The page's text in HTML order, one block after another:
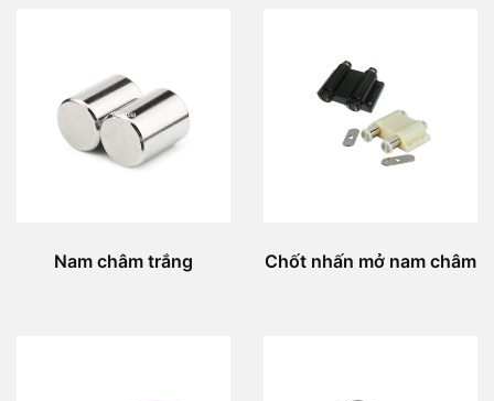
Nam châm trắng Chốt nhấn mở nam châm